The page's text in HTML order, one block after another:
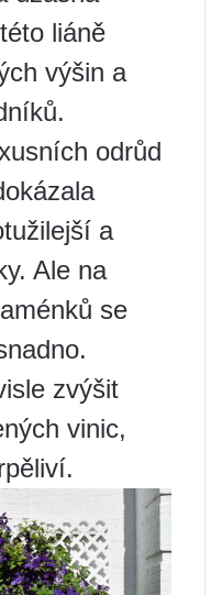
liáně
výšin a
odrůd
a
Ale na
se
zvýšit
vinic,